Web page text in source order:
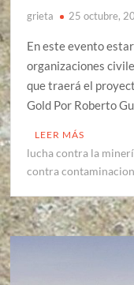
grieta 25 octubre,
En este evento
organizaciones
que traerá el
Gold Por Roberto
LEER MÁS
lucha contra la
contra